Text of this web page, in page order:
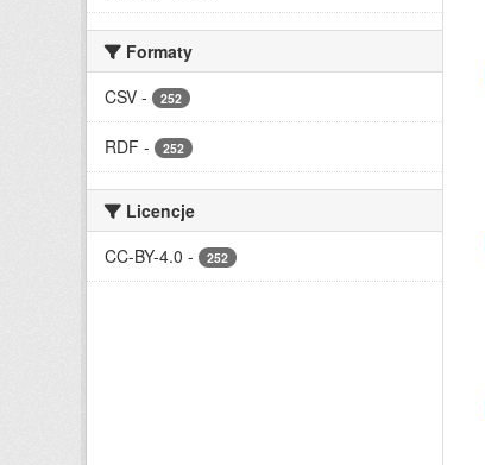
Formaty
CSV - 252
RDF - 252
Licencje
CC-BY-4.0 - 252